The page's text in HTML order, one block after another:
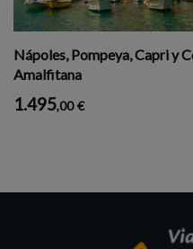
Nápoles, Pompeya, Capri y
Amalfitana
1.495,00 €